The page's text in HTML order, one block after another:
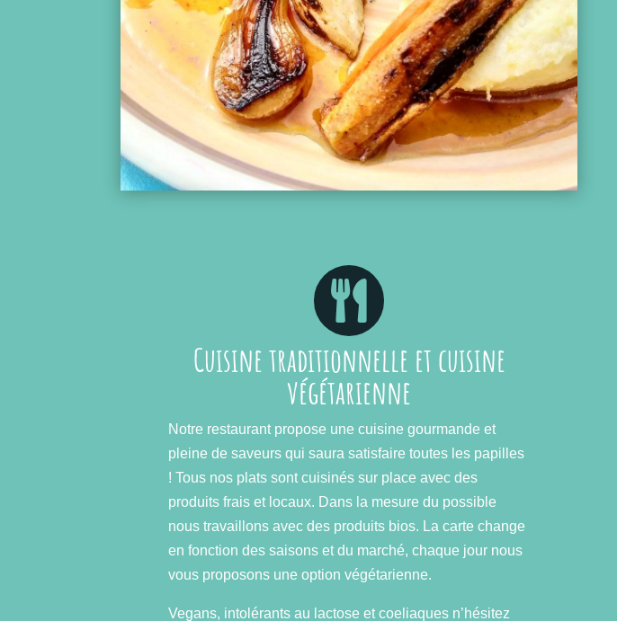

Cuisine traditionnelle et cuisine
végétarienne
Notre restaurant propose une cuisine gourmande et
pleine de saveurs qui saura satisfaire toutes les papilles
! Tous nos plats sont cuisinés sur place avec des
produits frais et locaux. Dans la mesure du possible
nous travaillons avec des produits bios. La carte change
en fonction des saisons et du marché, chaque jour nous
vous proposons une option végétarienne.
Vegans, intolérants au lactose et coeliaques n’hésitez